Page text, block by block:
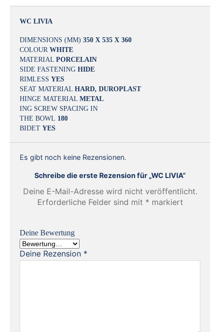
WC LIVIA
DIMENSIONS (MM) 350 X 535 X 360
COLOUR WHITE
MATERIAL PORCELAIN
SIDE FASTENING HIDE
RIMLESS YES
SEAT MATERIAL HARD, DUROPLAST
HINGE MATERIAL METAL
ING SCREW SPACING IN
THE BOWL 180
BIDET YES
Es gibt noch keine Rezensionen.
Schreibe die erste Rezension für „WC LIVIA“
Deine E-Mail-Adresse wird nicht veröffentlicht.
Erforderliche Felder sind mit * markiert
Deine Bewertung
Deine Rezension *